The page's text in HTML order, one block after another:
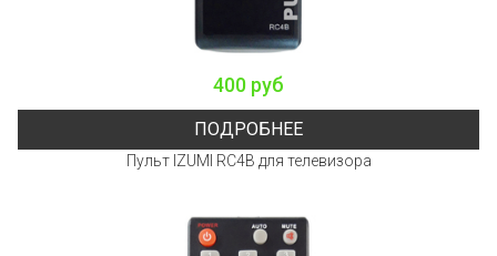
400 руб
ПОДРОБНЕЕ
Пульт IZUMI RC4B для телевизора